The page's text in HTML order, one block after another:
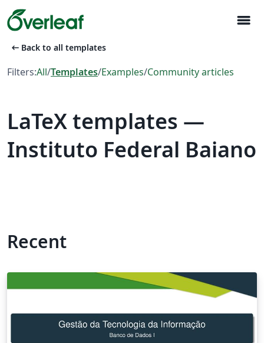
menu
arrow_left_alt Back to all templates
Filters:All/Templates/Examples/Community articles
LaTeX templates —
Instituto Federal Baiano
Recent